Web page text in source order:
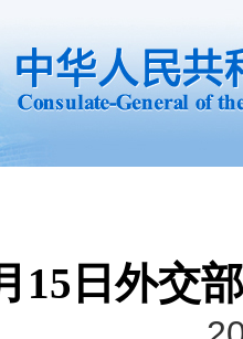
15日外交